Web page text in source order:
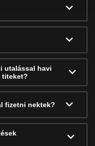
utalással havi
titeket?
fizetni nektek?